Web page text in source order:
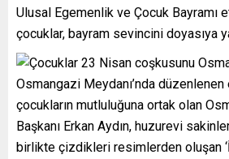
Ulusal Egemenlik ve Çocuk Bayramı
çocuklar, bayram sevincini doyasıya
Osmangazi Meydanı’nda
çocukların mutluluğuna ortak olan
Başkanı Erkan Aydın, huzurevi
birlikte çizdikleri resimlerden oluşan